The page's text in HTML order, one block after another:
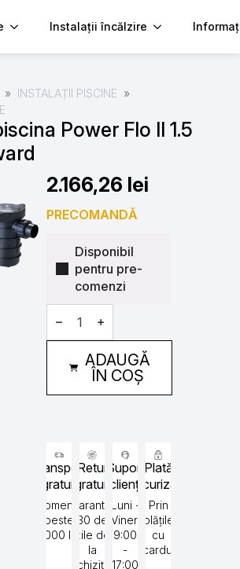
Instalații încălzire
INSTALAȚII PISCINE
Power Flo II 1.5
2.166,26 lei
PRECOMANDĂ
Disponibil
pentru pre-
comenzi
Cantitate
Pompa
CP
ADAUGĂ
ÎN COȘ
Transport
gratuit
Comenzi
peste
5000 lei
Retur
gratuit
Garantat
30 de
zile de
la
achiziție
Suport
clienți
Luni -
Vineri
9:00
-
17:00
Plată
securizată
Prin
plățile
cu
cardul